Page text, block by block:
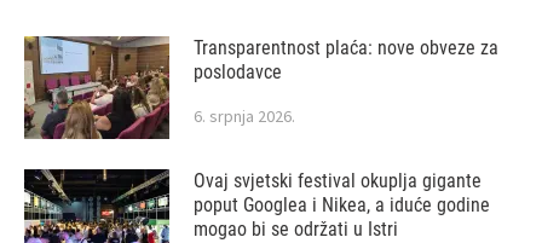
Transparentnost plaća: nove obveze za
poslodavce
6. srpnja 2026.
Ovaj svjetski festival okuplja gigante
poput Googlea i Nikea, a iduće godine
mogao bi se održati u Istri